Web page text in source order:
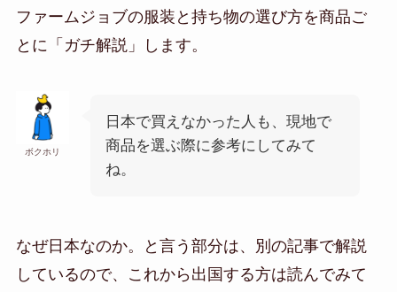
ファームジョブの服装と持ち物の選び方を商品ご
とに「ガチ解説」します。
ボクホリ
日本で買えなかった人も、現地で
商品を選ぶ際に参考にしてみて
ね。
なぜ日本なのか。と言う部分は、別の記事で解説
しているので、これから出国する方は読んでみて